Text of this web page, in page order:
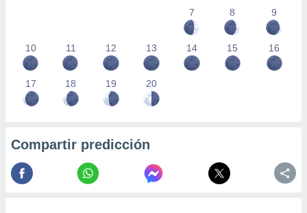
7
8 9
10 11 12 13 14 15 16
17 18 19 20
Compartir predicción